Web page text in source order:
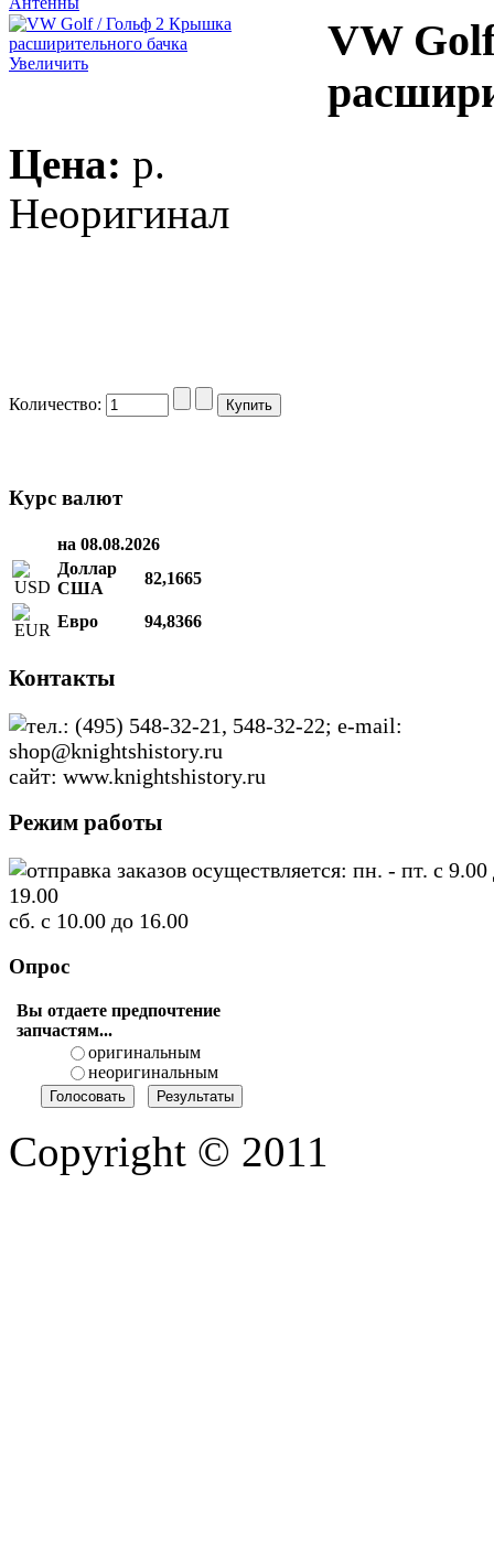
Увеличить
VW
Цена: p.
Неоригинал
Количество:
Курс валют
на 08.08.2026
Доллар
США
82,1665
Евро 94,8366
Контакты
тел.: (495) 548-32-21, 548-32-22; e-mail:
shop@knightshistory.ru
сайт: www.knightshistory.ru
Режим работы
отправка заказов осуществляется: пн. - пт. с 9.00
19.00
сб. с 10.00 до 16.00
Опрос
Вы отдаете предпочтение
запчастям...
оригинальным
неоригинальным
Copyright © 2011